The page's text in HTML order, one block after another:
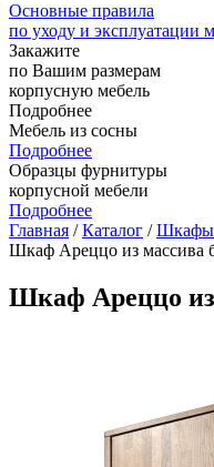
Основные правила
по уходу и эксплуатации
Закажите
по Вашим размерам
корпусную мебель
Подробнее
Мебель из сосны
Подробнее
Образцы фурнитуры
корпусной мебели
Подробнее
Главная /Каталог /Шкафы
Шкаф Ареццо из массива
Шкаф Ареццо из